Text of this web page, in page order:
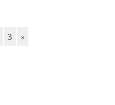
3 »